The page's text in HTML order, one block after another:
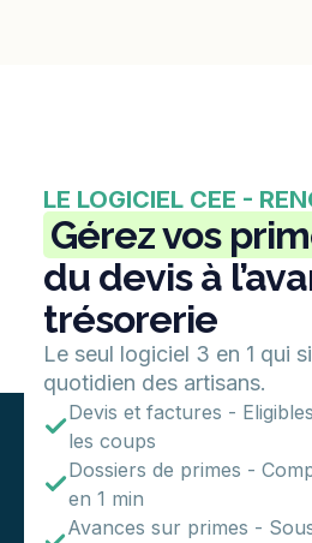
LE LOGICIEL CEE -
Gérez vos
du devis à
trésorerie
Le seul logiciel 3 en 1 qui
quotidien des artisans.
Devis et factures -
les coups
Dossiers de primes -
en 1 min
Avances sur primes -